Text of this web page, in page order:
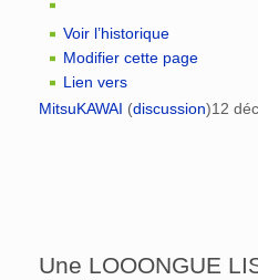
Voir l’historique
Modifier cette page
Lien vers
MitsuKAWAI (discussion)12
Une LOOONGUE